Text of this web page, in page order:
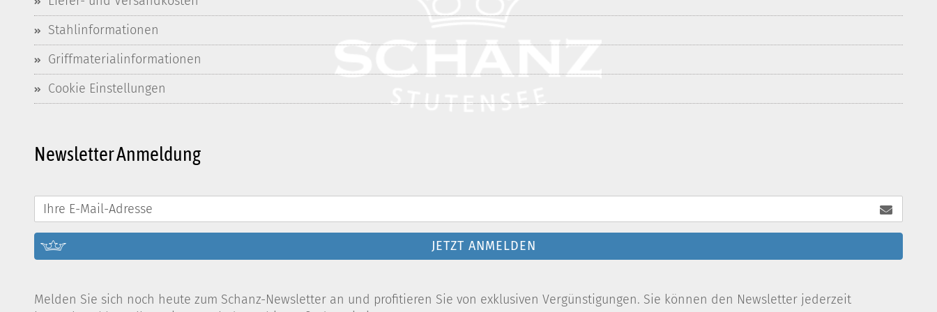
Stahlinformationen
Griffmaterialinformationen
Cookie Einstellungen
Newsletter Anmeldung
JETZT ANMELDEN
Melden Sie sich noch heute zum Schanz-Newsletter an und profitieren Sie von exklusiven Vergünstigungen. Sie können den Newsletter jederzeit